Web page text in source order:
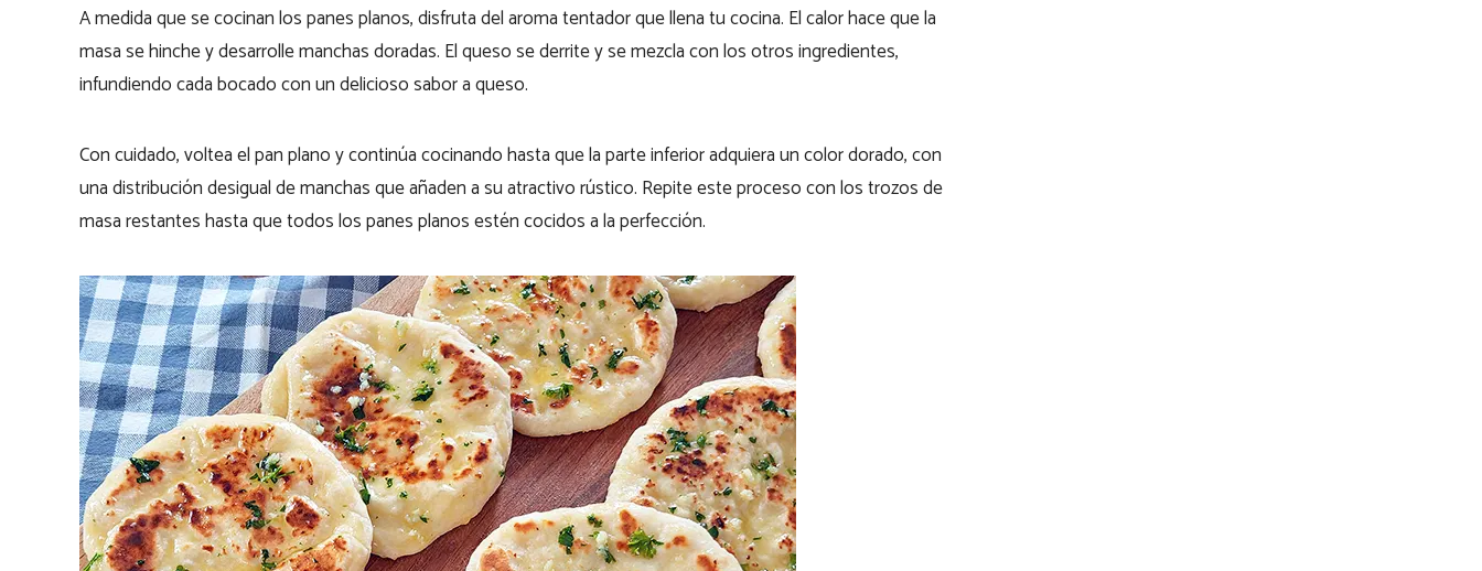
A medida que se cocinan los panes planos, disfruta del aroma tentador que llena tu cocina. El calor hace que la
masa se hinche y desarrolle manchas doradas. El queso se derrite y se mezcla con los otros ingredientes,
infundiendo cada bocado con un delicioso sabor a queso.
Con cuidado, voltea el pan plano y continúa cocinando hasta que la parte inferior adquiera un color dorado, con
una distribución desigual de manchas que añaden a su atractivo rústico. Repite este proceso con los trozos de
masa restantes hasta que todos los panes planos estén cocidos a la perfección.